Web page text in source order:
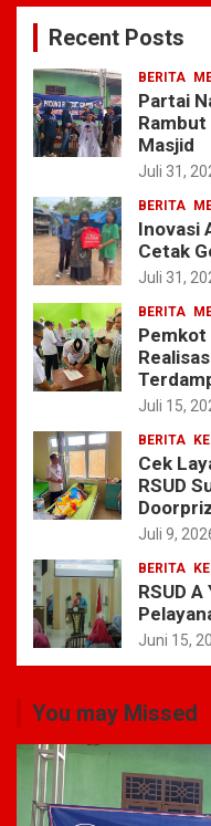
c
Recent Posts
BERITA
Partai
Masjid
Juli 31,
BERITA
Inovasi
Cetak
Juli 31,
BERITA
Pemkot
Juli 15,
BERITA
Cek
RSUD
Juli 9,
BERITA
RSUD
Juni 15,
You may Missed